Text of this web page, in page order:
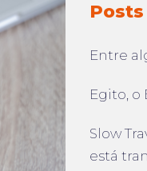
Entre
Egito, o
Slow
está